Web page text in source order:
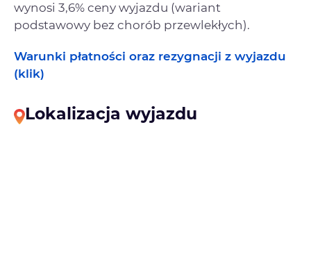
wynosi 3,6% ceny wyjazdu (wariant
podstawowy bez chorób przewlekłych).
Warunki płatności oraz rezygnacji z wyjazdu
(klik)
Lokalizacja wyjazdu